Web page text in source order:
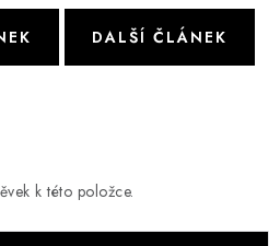
DALŠÍ ČLÁNEK
k této položce.